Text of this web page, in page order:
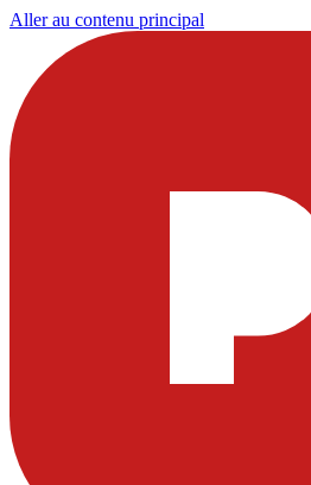
Aller au contenu principal